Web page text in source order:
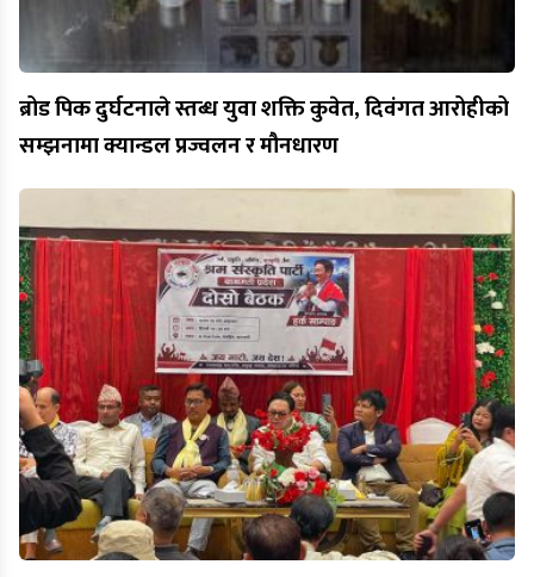
ब्रोड पिक दुर्घटनाले स्तब्ध युवा शक्ति कुवेत, दिवंगत आरोहीको
सम्झनामा क्यान्डल प्रज्वलन र मौनधारण